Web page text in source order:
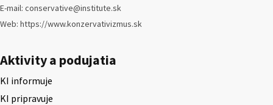
E-mail: conservative@institute.sk
Web: https://www.konzervativizmus.sk
Aktivity a podujatia
KI informuje
KI pripravuje